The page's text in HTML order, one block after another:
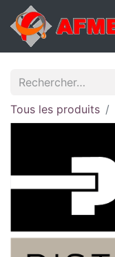
Tous les produits